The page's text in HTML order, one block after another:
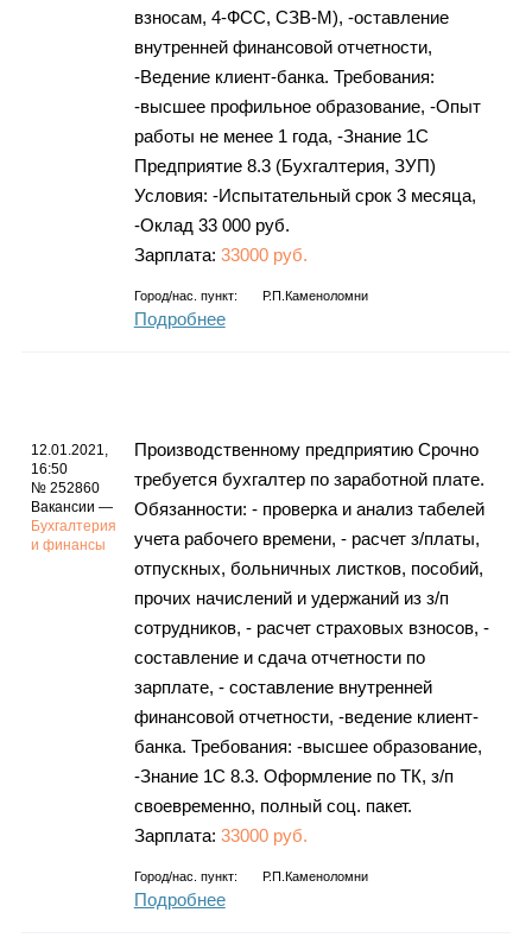
взносам, 4-ФСС, СЗВ-М), -оставление
внутренней финансовой отчетности,
-Ведение клиент-банка. Требования:
-высшее профильное образование, -Опыт
работы не менее 1 года, -Знание 1С
Предприятие 8.3 (Бухгалтерия, ЗУП)
Условия: -Испытательный срок 3 месяца,
-Оклад 33 000 руб.
Зарплата: 33000 руб.
Город/нас. пункт: Р.п.Каменоломни
Подробнее
12.01.2021,
16:50
№ 252860
Вакансии —
Бухгалтерия
и финансы
Производственному предприятию Срочно
требуется бухгалтер по заработной плате.
Обязанности: - проверка и анализ табелей
учета рабочего времени, - расчет з/платы,
отпускных, больничных листков, пособий,
прочих начислений и удержаний из з/п
сотрудников, - расчет страховых взносов, -
составление и сдача отчетности по
зарплате, - составление внутренней
финансовой отчетности, -ведение клиент-
банка. Требования: -высшее образование,
-Знание 1С 8.3. Оформление по ТК, з/п
своевременно, полный соц. пакет.
Зарплата: 33000 руб.
Город/нас. пункт: Р.п.Каменоломни
Подробнее